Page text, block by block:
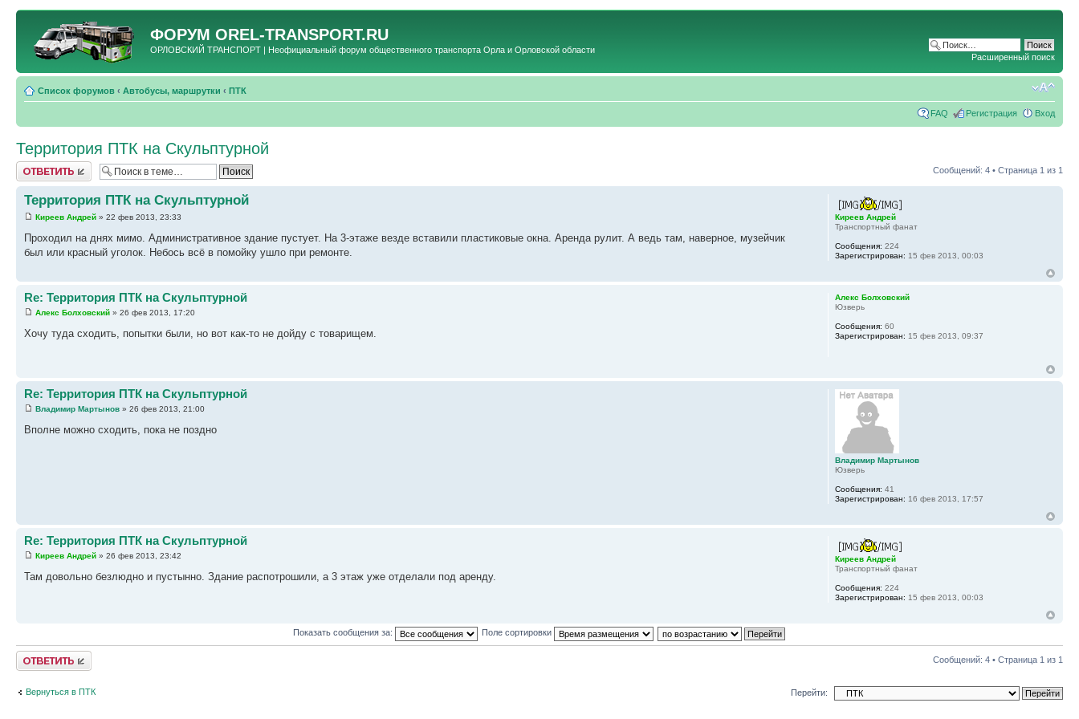
ФОРУМ OREL-TRANSPORT.RU
ОРЛОВСКИЙ ТРАНСПОРТ | Неофициальный форум общественного транспорта Орла и Орловской области
Расширенный поиск
Список форумов ‹ Автобусы, маршрутки ‹ ПТК
FAQ Регистрация Вход
Территория ПТК на Скульптурной
Ответить Сообщений: 4 • Страница 1 из 1
Территория ПТК на Скульптурной
Киреев Андрей » 22 фев 2013, 23:33
Проходил на днях мимо. Административное здание пустует. На 3-этаже везде вставили пластиковые окна. Аренда рулит. А ведь там, наверное, музейчик
был или красный уголок. Небось всё в помойку ушло при ремонте.
Киреев Андрей
Транспортный фанат
Сообщения: 224
Зарегистрирован: 15 фев 2013, 00:03
Re: Территория ПТК на Скульптурной
Алекс Болховский » 26 фев 2013, 17:20
Хочу туда сходить, попытки были, но вот как-то не дойду с товарищем.
Алекс Болховский
Юзверь
Сообщения: 60
Зарегистрирован: 15 фев 2013, 09:37
Re: Территория ПТК на Скульптурной
Владимир Мартынов » 26 фев 2013, 21:00
Вполне можно сходить, пока не поздно
Владимир Мартынов
Юзверь
Сообщения: 41
Зарегистрирован: 16 фев 2013, 17:57
Re: Территория ПТК на Скульптурной
Киреев Андрей » 26 фев 2013, 23:42
Там довольно безлюдно и пустынно. Здание распотрошили, а 3 этаж уже отделали под аренду.
Киреев Андрей
Транспортный фанат
Сообщения: 224
Зарегистрирован: 15 фев 2013, 00:03
Показать сообщения за: Поле сортировки
Ответить Сообщений: 4 • Страница 1 из 1
Вернуться в ПТК Перейти: